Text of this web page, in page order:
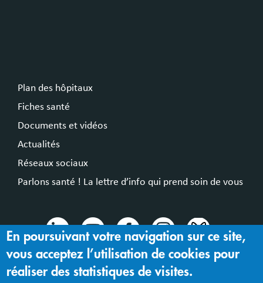
Plan des hôpitaux
Fiches santé
Documents et vidéos
Actualités
Réseaux sociaux
Parlons santé ! La lettre d’info qui prend soin de vous
Mentions légales |
En poursuivant votre navigation sur ce site,
vous acceptez l’utilisation de cookies pour
réaliser des statistiques de visites.